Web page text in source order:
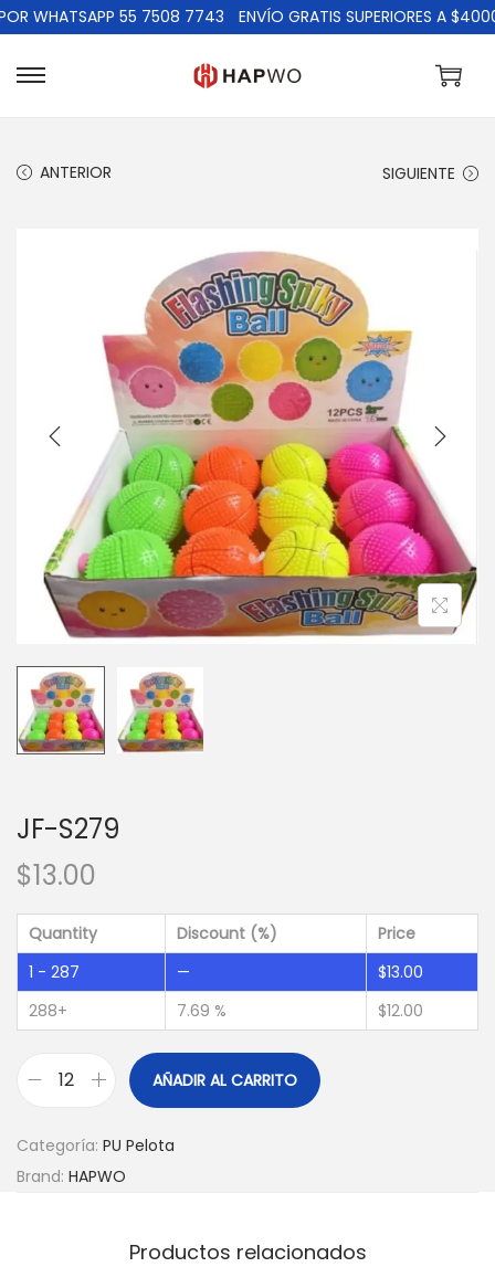
WHATSAPP 55 7508 7743 ENVÍO GRATIS SUPERIORES A $4000
ANTERIOR SIGUIENTE
JF-S279
$13.00
Quantity Discount (%)
Price
1 - 287
— $13.00
288+
7.69 % $12.00
AÑADIR AL CARRITO
Categoría: PU Pelota
Brand: HAPWO
Productos relacionados